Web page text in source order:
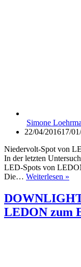
Simone
22/04/201617/
Niedervolt-Spot von
In der letzten
LED-Spots von
Die… Weiterlesen »
bei
LEDON zum